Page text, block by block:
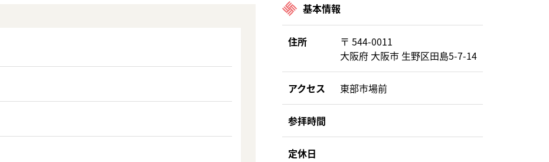
基本情報
住所
〒 544-0011
大阪府 大阪市 生野区田島5-7-14
アクセス 東部市場前
参拝時間
定休日